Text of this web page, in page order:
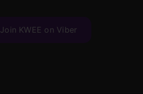
Join KWEE on Viber